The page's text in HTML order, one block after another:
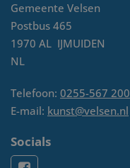
Gemeente Velsen
Postbus 465
1970 AL IJMUIDEN
NL
Telefoon: 0255-567 200
E-mail: kunst@velsen.nl
Socials